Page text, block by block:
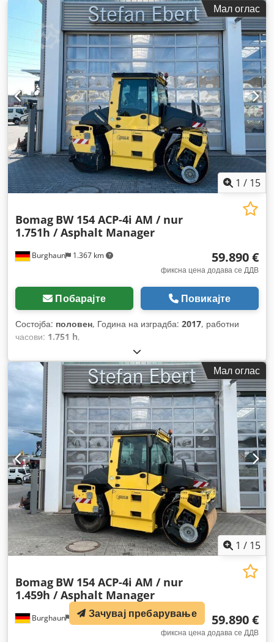
Мал оглас
1 / 15
Burghaun 1.367 km
Bomag BW 154 ACP-4i AM / nur
1.751h / Asphalt Manager
59.890 €
фиксна цена додава се ДДВ
Побарајте Повикајте
Состојба: половен, Година на изградба: 2017, работни
часови: 1.751 h,
Мал оглас
1 / 15
Burghaun 1.367 km
Bomag BW 154 ACP-4i AM / nur
1.459h / Asphalt Manager
59.890 €
фиксна цена додава се ДДВ
Зачувај пребарување